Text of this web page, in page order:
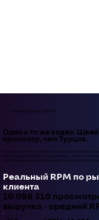
РЕАЛЬНЫЕ ДАННЫЕ КЛИЕНТА
Одно и то же видео.
просмотр, чем Турция.
Реальная аналитика YouTube от одного из наших авторов: 10
общего дохода при всего 8,9% просмотров — потому что RPM
способ перенаправить трафик на рынки, которые платят больше.
Реальный RPM по
клиента
10 098 310
выручка · средний